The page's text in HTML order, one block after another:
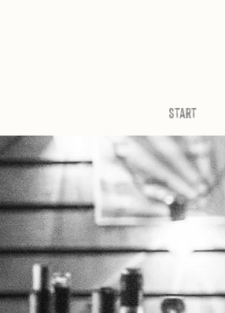
Start